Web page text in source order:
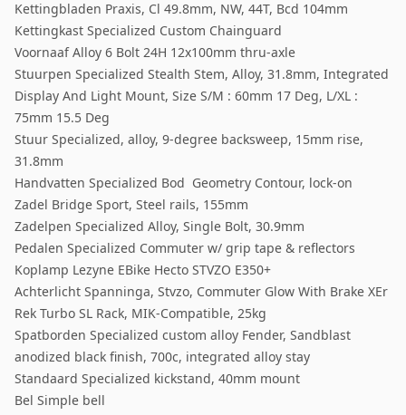
Kettingbladen Praxis, Cl 49.8mm, NW, 44T, Bcd 104mm
Kettingkast Specialized Custom Chainguard
Voornaaf Alloy 6 Bolt 24H 12x100mm thru-axle
Stuurpen Specialized Stealth Stem, Alloy, 31.8mm, Integrated
Display And Light Mount, Size S/M : 60mm 17 Deg, L/XL :
75mm 15.5 Deg
Stuur Specialized, alloy, 9-degree backsweep, 15mm rise,
31.8mm
Handvatten Specialized Bod Geometry Contour, lock-on
Zadel Bridge Sport, Steel rails, 155mm
Zadelpen Specialized Alloy, Single Bolt, 30.9mm
Pedalen Specialized Commuter w/ grip tape & reflectors
Koplamp Lezyne EBike Hecto STVZO E350+
Achterlicht Spanninga, Stvzo, Commuter Glow With Brake XEr
Rek Turbo SL Rack, MIK-Compatible, 25kg
Spatborden Specialized custom alloy Fender, Sandblast
anodized black finish, 700c, integrated alloy stay
Standaard Specialized kickstand, 40mm mount
Bel Simple bell